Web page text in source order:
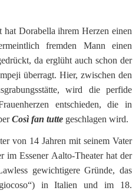
Dorabella ihrem Herzen einen
fremden Mann einen
da erglüht auch schon der
überragt. Hier, zwischen den
wird die perfide
entschieden, die in
Così fan tutte geschlagen wird.
von 14 Jahren mit seinem Vater
im Essener Aalto-Theater hat der
gewichtigere Gründe, das
in Italien und im 18.